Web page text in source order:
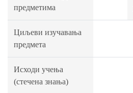
предметима
Циљеви изучавања
предмета
Исходи учења
(стечена знања)